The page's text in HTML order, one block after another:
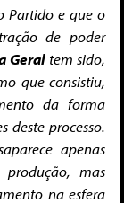
Partido e que o
de poder
Geral tem sido,
que consistiu,
da forma
deste processo.
apenas
mas
na esfera